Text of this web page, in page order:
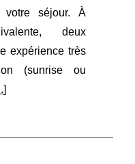
votre séjour. À
deux
expérience très
(sunrise ou
]